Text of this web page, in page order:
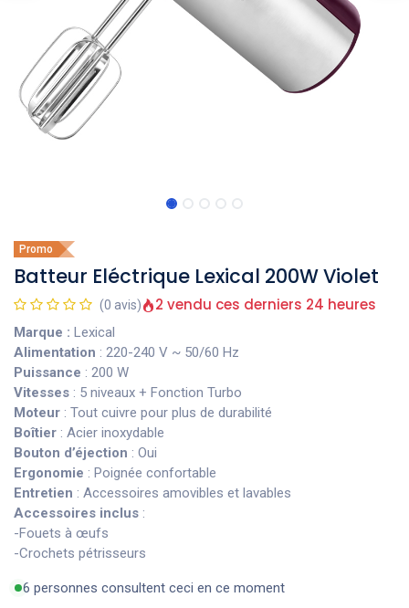
Promo
Batteur Eléctrique Lexical 200W Violet
(0 avis) 2 vendu ces derniers 24 heures
Marque : Lexical
Alimentation : 220-240 V ~ 50/60 Hz
Puissance : 200 W
Vitesses : 5 niveaux + Fonction Turbo
Moteur : Tout cuivre pour plus de durabilité
Boîtier : Acier inoxydable
Bouton d’éjection : Oui
Ergonomie : Poignée confortable
Entretien : Accessoires amovibles et lavables
Accessoires inclus :
-Fouets à œufs
-Crochets pétrisseurs
6 personnes consultent ceci en ce moment